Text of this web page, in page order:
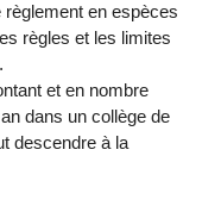
en espèces
règles et les limites
et en nombre
dans un collège de
descendre à la